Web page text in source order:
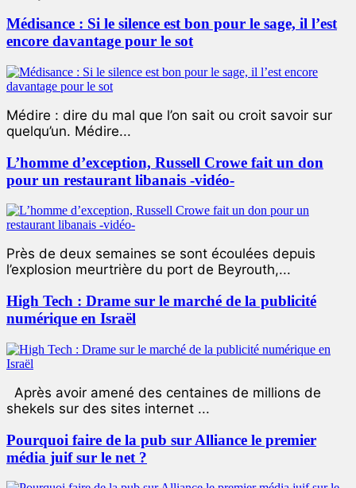
Médisance : Si le silence est bon pour le sage, il l’est
encore davantage pour le sot
Médire : dire du mal que l’on sait ou croit savoir sur
quelqu’un. Médire...
L’homme d’exception, Russell Crowe fait un don
pour un restaurant libanais -vidéo-
Près de deux semaines se sont écoulées depuis
l’explosion meurtrière du port de Beyrouth,...
High Tech : Drame sur le marché de la publicité
numérique en Israël
Après avoir amené des centaines de millions de
shekels sur des sites internet ...
Pourquoi faire de la pub sur Alliance le premier
média juif sur le net ?